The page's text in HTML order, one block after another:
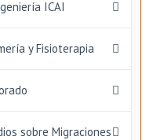
ICAI
y Fisioterapia
sobre Migraciones